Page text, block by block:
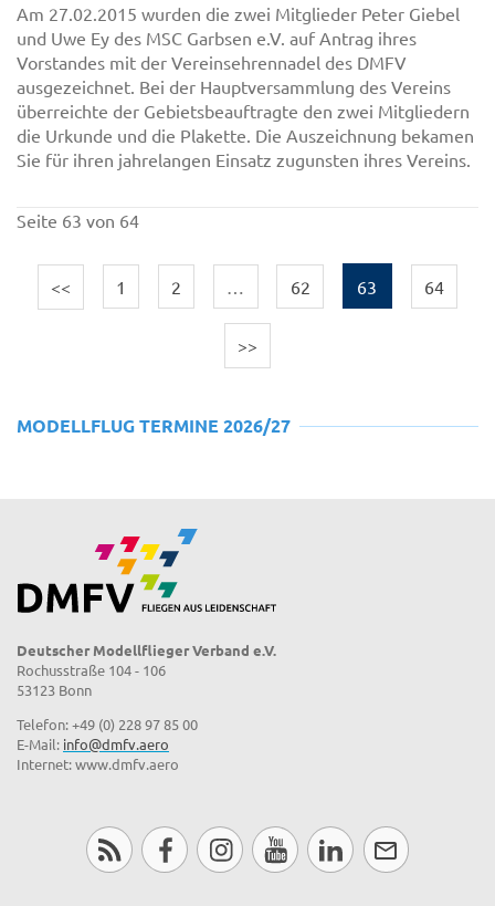
Am 27.02.2015 wurden die zwei Mitglieder Peter Giebel
und Uwe Ey des MSC Garbsen e.V. auf Antrag ihres
Vorstandes mit der Vereinsehrennadel des DMFV
ausgezeichnet. Bei der Hauptversammlung des Vereins
überreichte der Gebietsbeauftragte den zwei Mitgliedern
die Urkunde und die Plakette. Die Auszeichnung bekamen
Sie für ihren jahrelangen Einsatz zugunsten ihres Vereins.
Seite 63 von 64
<< 1 2 62 63 64
>>
MODELLFLUG TERMINE 2026/27
Deutscher Modellflieger Verband e.V.
Rochusstraße 104 - 106
53123 Bonn
Telefon: +49 (0) 228 97 85 00
E-Mail: info@dmfv.aero
Internet: www.dmfv.aero